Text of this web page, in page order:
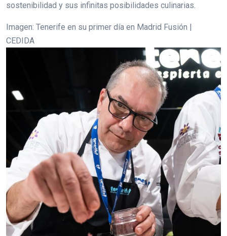
sostenibilidad y sus infinitas posibilidades culinarias.
Imagen: Tenerife en su primer día en Madrid Fusión |
CEDIDA